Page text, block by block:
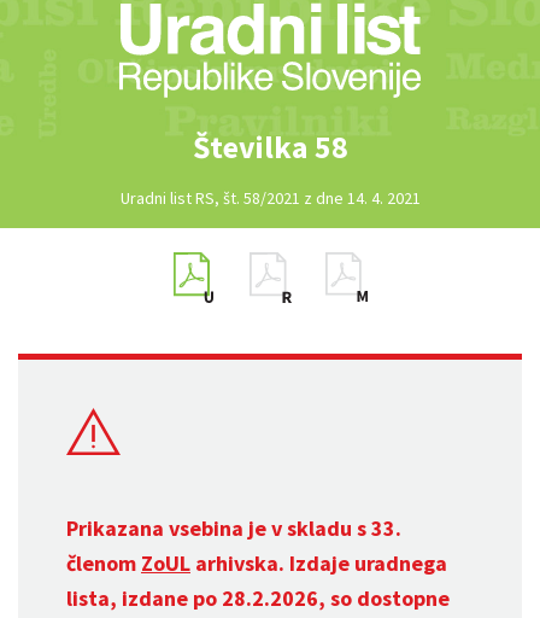
Številka 58
Uradni list RS, št. 58/2021 z dne 14. 4. 2021
Prikazana vsebina je v skladu s 33.
členom ZoUL arhivska. Izdaje uradnega
lista, izdane po 28.2.2026, so dostopne